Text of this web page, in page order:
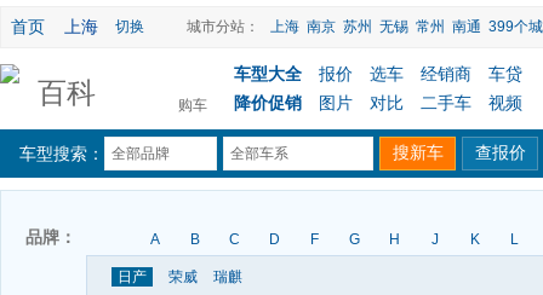
首页 上海 切换 城市分站： 上海 南京 苏州 无锡 常州 南通 399个
百科 购车
车型大全 报价 选车 经销商
车贷
降价促销
图片 对比 二手车 视频
车型搜索： 全部品牌 全部车系
品牌： A B C D F G H J K L
日产 荣威 瑞麒